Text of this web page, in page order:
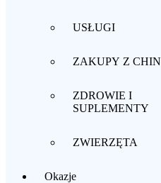
USŁUGI
ZAKUPY Z CHIN
ZDROWIE I
SUPLEMENTY
ZWIERZĘTA
Okazje